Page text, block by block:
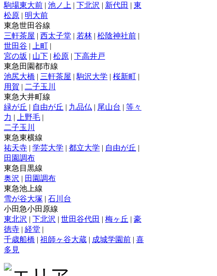
駒場東大前 | 池ノ上 | 下北沢 | 新代田 | 東
松原 | 明大前
東急世田谷線
三軒茶屋 | 西太子堂 | 若林 | 松陰神社前 |
世田谷 | 上町 |
宮の坂 | 山下 | 松原 | 下高井戸
東急田園都市線
池尻大橋 | 三軒茶屋 | 駒沢大学 | 桜新町 |
用賀 | 二子玉川
東急大井町線
緑が丘 | 自由が丘 | 九品仏 | 尾山台 | 等々
力 | 上野毛 |
二子玉川
東急東横線
祐天寺 | 学芸大学 | 都立大学 | 自由が丘 |
田園調布
東急目黒線
奥沢 | 田園調布
東急池上線
雪が谷大塚 | 石川台
小田急小田原線
東北沢 | 下北沢 | 世田谷代田 | 梅ヶ丘 | 豪
徳寺 | 経堂 |
千歳船橋 | 祖師ヶ谷大蔵 | 成城学園前 | 喜
多見